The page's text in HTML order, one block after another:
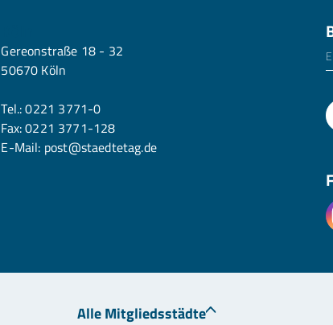
Gereonstraße 18 - 32
50670 Köln
Tel.:0221 3771-0
Fax: 0221 3771-128
E-Mail: post@staedtetag.de
Alle Mitgliedsstädte